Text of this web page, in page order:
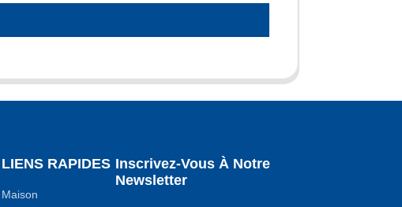
LIENS RAPIDES
Maison
Inscrivez-Vous À Notre
Newsletter